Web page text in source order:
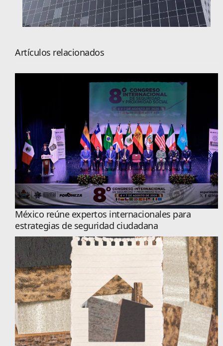
Artículos relacionados
México reúne expertos internacionales para
estrategias de seguridad ciudadana